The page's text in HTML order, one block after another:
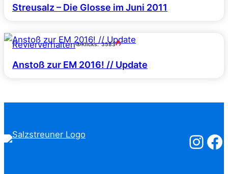
Streusalz – Die Glosse im Juni 2011
Revierverhalten Klicks: 3583
Anstoß zur EM 2016! // Update